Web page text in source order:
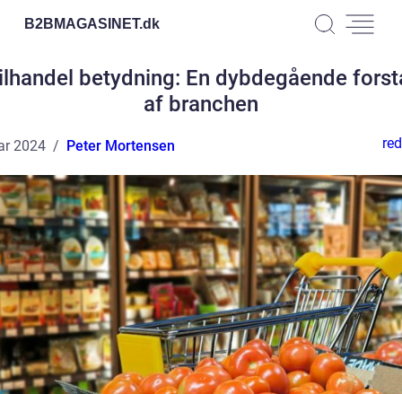
B2BMAGASINET.dk
betydning: En dybdegående
af branchen
2024 Peter Mortensen